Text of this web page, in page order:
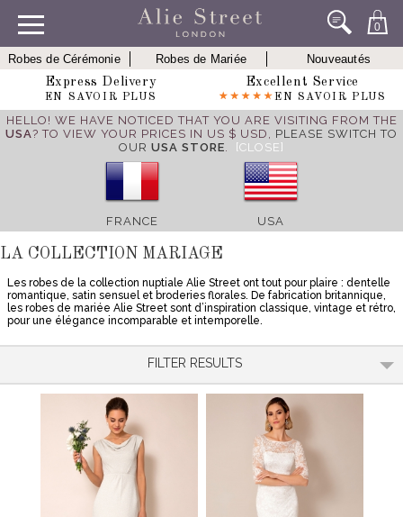
0
Robes de Cérémonie Robes de Mariée
Nouveautés
Express Delivery
EN SAVOIR PLUS
Excellent Service
EN SAVOIR PLUS
HELLO! WE HAVE NOTICED THAT YOU ARE VISITING FROM THE
USA? TO VIEW YOUR PRICES IN US $ USD, PLEASE SWITCH TO
OUR USA STORE. [CLOSE]
FRANCE USA
LA COLLECTION MARIAGE
Les robes de la collection nuptiale Alie Street ont tout pour plaire : dentelle
romantique, satin sensuel et broderies florales. De fabrication britannique,
les robes de mariée Alie Street sont d’inspiration classique, vintage et rétro,
pour une élégance incomparable et intemporelle.
FILTER RESULTS